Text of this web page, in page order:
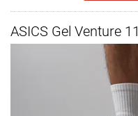
ASICS Gel Venture 11